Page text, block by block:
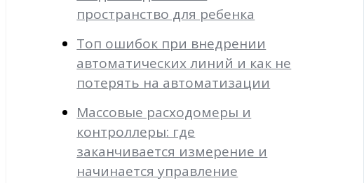
пространство для ребенка
Топ ошибок при внедрении
автоматических линий и как не
потерять на автоматизации
Массовые расходомеры и
контроллеры: где
заканчивается измерение и
начинается управление